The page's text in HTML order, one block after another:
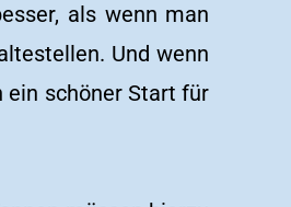
als wenn man
Und wenn
schöner Start für